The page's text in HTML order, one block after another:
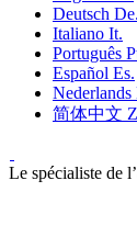
Deutsch De.
Italiano It.
Português
Español Es.
Nederlands
简体中文
Le spécialiste de